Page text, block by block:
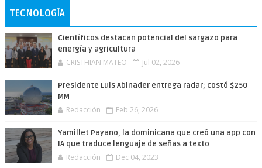
TECNOLOGÍA
Científicos destacan potencial del sargazo para
energía y agricultura
CRISTHIAN MATEO Jul 02, 2026
Presidente Luis Abinader entrega radar; costó $250
MM
Redacción Feb 26, 2026
Yamillet Payano, la dominicana que creó una app con
IA que traduce lenguaje de señas a texto
Redacción Dec 04, 2023